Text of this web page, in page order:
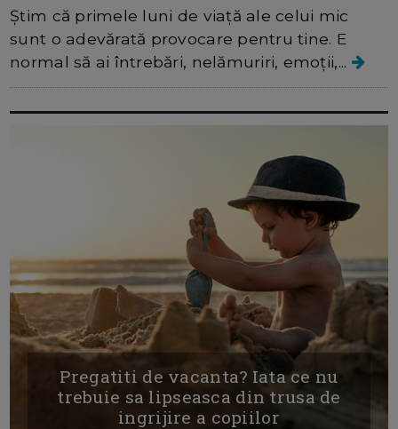
Știm că primele luni de viață ale celui mic
sunt o adevărată provocare pentru tine. E
normal să ai întrebări, nelămuriri, emoții,...
Pregatiti de vacanta? Iata ce nu
trebuie sa lipseasca din trusa de
ingrijire a copiilor